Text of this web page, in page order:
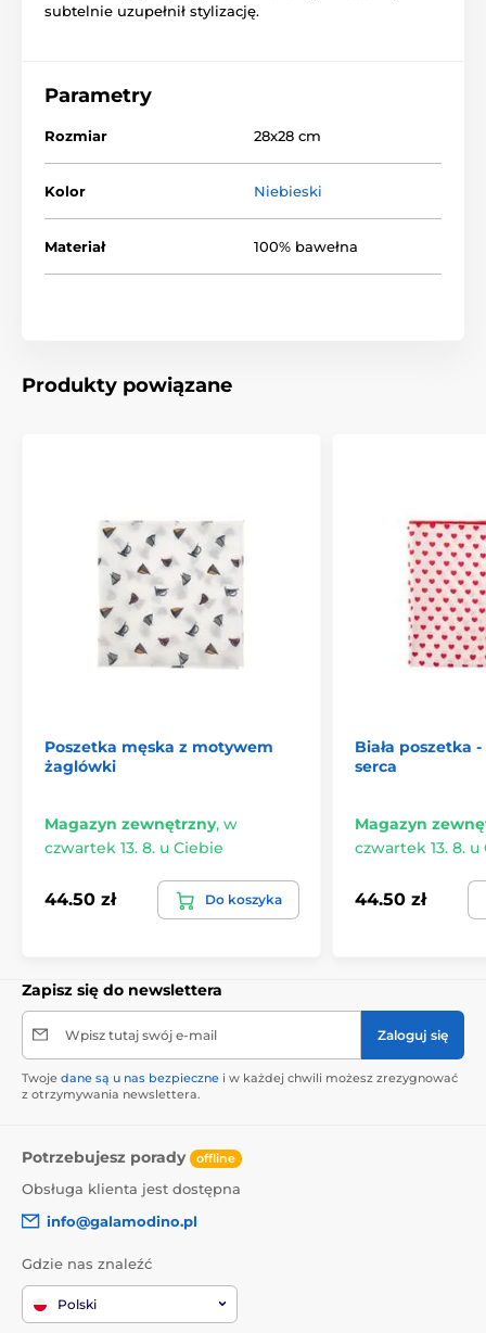
subtelnie uzupełnił stylizację.
Parametry
Rozmiar 28x28 cm
Kolor Niebieski
Materiał 100% bawełna
Produkty powiązane
Poszetka męska z motywem
żaglówki
Magazyn zewnętrzny, w
czwartek 13. 8. u Ciebie
44.50 zł Do koszyka
Biała poszetka
serca
Magazyn
czwartek 13. 8. u
44.50 zł
Zapisz się do newslettera
Wpisz tutaj swój e-mail Zaloguj się
Twoje dane są u nas bezpieczne i w każdej chwili możesz zrezygnować
z otrzymywania newslettera.
Potrzebujesz porady offline
Obsługa klienta jest dostępna
info@galamodino.pl
Gdzie nas znaleźć
Polski